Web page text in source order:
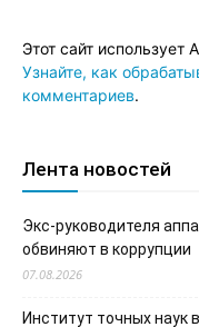
Этот сайт
Узнайте, как
комментариев.
Лента новостей
Экс-руководителя
обвиняют в коррупции
07.08.2026
Институт точных